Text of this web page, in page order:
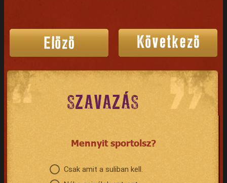
SZAVAZÁS
Mennyit sportolsz?
Csak amit a suliban kell.